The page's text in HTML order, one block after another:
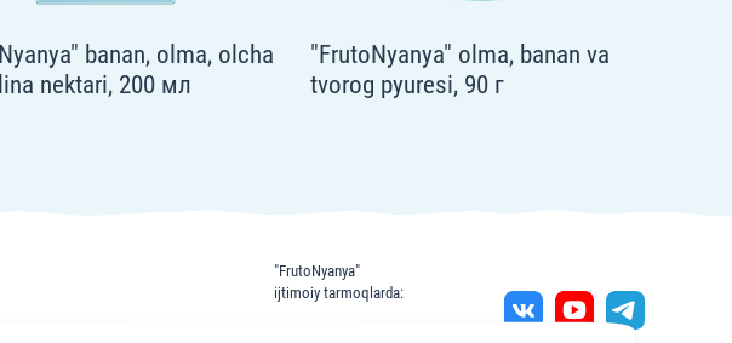
banan, olma, olcha
nektari, 200 мл
"FrutoNyanya" olma, banan va
tvorog pyuresi, 90 г
"FrutoNyanya"
ijtimoiy tarmoqlarda: